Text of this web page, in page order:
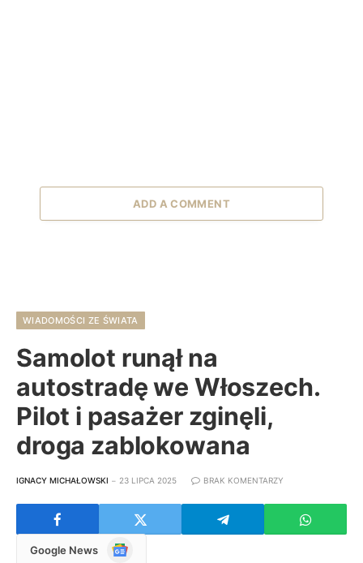
ADD A COMMENT
WIADOMOŚCI ZE ŚWIATA
Samolot runął na
autostradę we Włoszech.
Pilot i pasażer zginęli,
droga zablokowana
IGNACY MICHAŁOWSKI 23 LIPCA 2025 BRAK KOMENTARZY
Google News
Google